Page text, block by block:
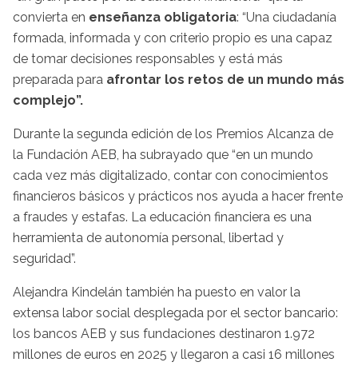
convierta en enseñanza obligatoria: “Una ciudadanía
formada, informada y con criterio propio es una capaz
de tomar decisiones responsables y está más
preparada para afrontar los retos de un mundo más
complejo”.
Durante la segunda edición de los Premios Alcanza de
la Fundación AEB, ha subrayado que “en un mundo
cada vez más digitalizado, contar con conocimientos
financieros básicos y prácticos nos ayuda a hacer frente
a fraudes y estafas. La educación financiera es una
herramienta de autonomía personal, libertad y
seguridad”.
Alejandra Kindelán también ha puesto en valor la
extensa labor social desplegada por el sector bancario:
los bancos AEB y sus fundaciones destinaron 1.972
millones de euros en 2025 y llegaron a casi 16 millones